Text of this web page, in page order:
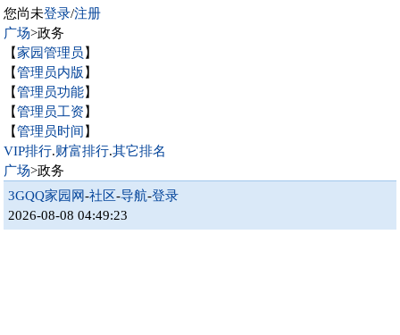
您尚未登录/注册
广场>政务
【家园管理员 】
【管理员内版 】
【管理员功能】
【管理员工资 】
【管理员时间 】
VIP排行.财富排行.其它排名
广场>政务
3GQQ家园网-社区-导航-登录
2026-08-08 04:49:23